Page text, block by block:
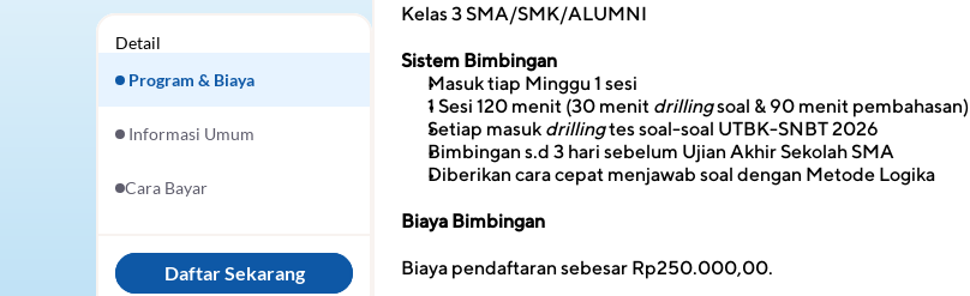
Detail
Program & Biaya
Informasi Umum
Cara Bayar
Daftar Sekarang
Kelas 3 SMA/SMK/ALUMNI
Sistem Bimbingan
Masuk tiap Minggu 1 sesi
1 Sesi 120 menit (30 menit drilling soal & 90 menit pembahasan)
Setiap masuk drilling tes soal-soal UTBK-SNBT 2026
Bimbingan s.d 3 hari sebelum Ujian Akhir Sekolah SMA
Diberikan cara cepat menjawab soal dengan Metode Logika
Biaya Bimbingan
Biaya pendaftaran sebesar Rp250.000,00.